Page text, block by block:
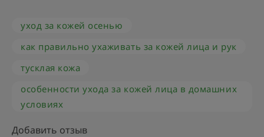
уход за кожей осенью
как правильно ухаживать за кожей лица и рук
тусклая кожа
особенности ухода за кожей лица в домашних
условиях
Добавить отзыв